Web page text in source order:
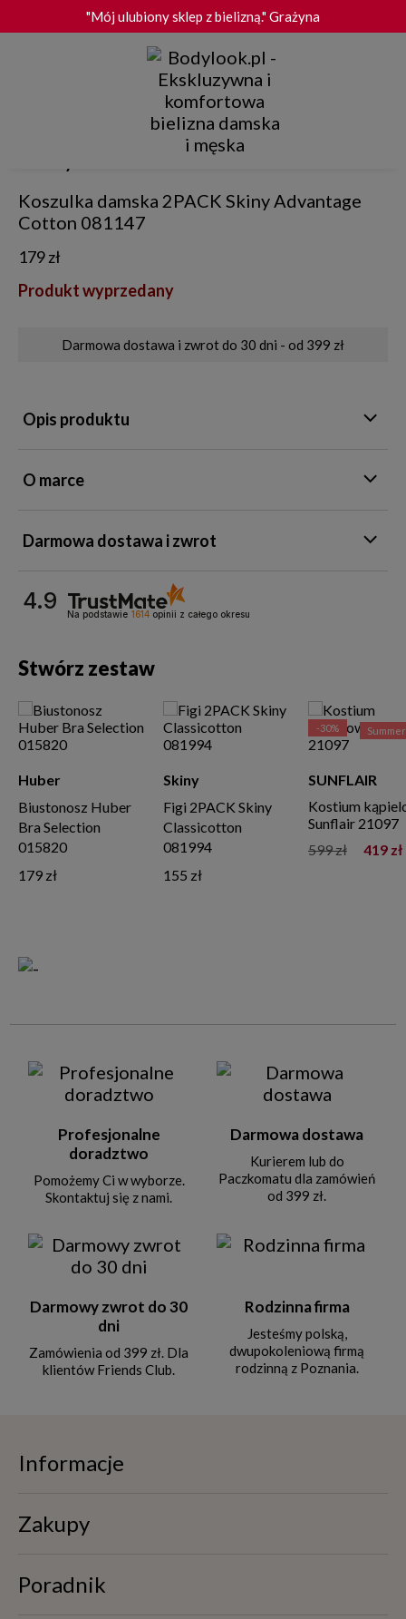
"Mój ulubiony sklep z bielizną." Grażyna
Darmowa dostawa i zwrot od 399 zł
"Bardzo dobra jakość produktów." Małgorzata
Wygodny zwrot do 30 dni
"Szybka i terminowa dostawa." Roma
Koszulka damska 2PACK Skiny Advantage
Cotton 081147
179 zł
Produkt wyprzedany
Darmowa dostawa i zwrot do 30 dni - od 399 zł
Opis produktu
O marce
Darmowa dostawa i zwrot
4.9
Na podstawie 1614 opinii z całego okresu
Stwórz zestaw
Huber
Biustonosz Huber
Bra Selection
015820
179 zł
Skiny
Figi 2PACK Skiny
Classicotton
081994
155 zł
-30%
SUNFLAIR
Kostium
Sunflair 21097
599 zł
419 zł
Profesjonalne
doradztwo
Pomożemy Ci w wyborze.
Skontaktuj się z nami.
Darmowa dostawa
Kurierem lub do
Paczkomatu dla zamówień
od 399 zł.
Darmowy zwrot do 30
dni
Zamówienia od 399 zł. Dla
klientów Friends Club.
Rodzinna firma
Jesteśmy polską,
dwupokoleniową firmą
rodzinną z Poznania.
Informacje
Zakupy
Poradnik